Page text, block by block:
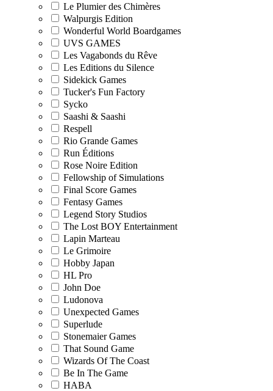
Le Plumier des Chimères
Walpurgis Edition
Wonderful World Boardgames
UVS GAMES
Les Vagabonds du Rêve
Les Editions du Silence
Sidekick Games
Tucker's Fun Factory
Sycko
Saashi & Saashi
Respell
Rio Grande Games
Run Éditions
Rose Noire Edition
Fellowship of Simulations
Final Score Games
Fentasy Games
Legend Story Studios
The Lost BOY Entertainment
Lapin Marteau
Le Grimoire
Hobby Japan
HL Pro
John Doe
Ludonova
Unexpected Games
Superlude
Stonemaier Games
That Sound Game
Wizards Of The Coast
Be In The Game
HABA